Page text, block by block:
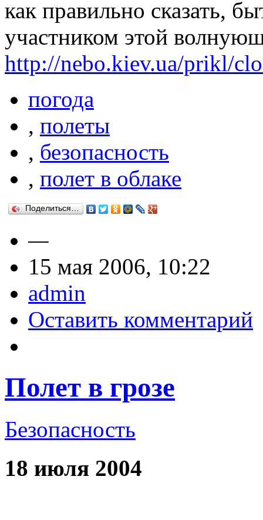
как правильно сказать,
участником этой
http://nebo.kiev.ua/prikl/
погода
, полеты
, безопасность
, полет в облаке
Поделиться…
—
15 мая 2006, 10:22
admin
Оставить комментарий
Полет в грозе
Безопасность
18 июля 2004